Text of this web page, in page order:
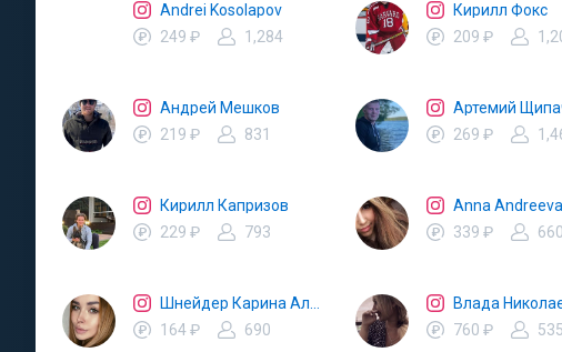
Andrei Kosolapov
249 ₽
1,284
Кирилл Фокс
209 ₽
Андрей Мешков
219 ₽
831
Артемий
269 ₽
Кирилл Капризов
229 ₽
793
Anna Andreeva
339 ₽
660
164 ₽
690
Влада
760 ₽
535